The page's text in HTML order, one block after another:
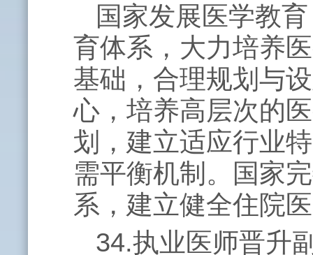
国家发展医学教
育体系，大力培养
基础，合理规划与
心，培养高层次的
划，建立适应行业
需平衡机制。国家
系，建立健全住院
34.执业医师晋升